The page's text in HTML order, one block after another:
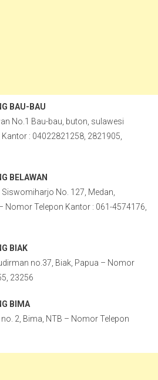
BAU-BAU
No.1 Bau-bau, buton, sulawesi
: 04022821258, 2821905,
BELAWAN
No. 127, Medan,
Nomor Telepon Kantor : 061-4574176,
BIAK
no.37, Biak, Papua – Nomor
23256
BIMA
2, Bima, NTB – Nomor Telepon